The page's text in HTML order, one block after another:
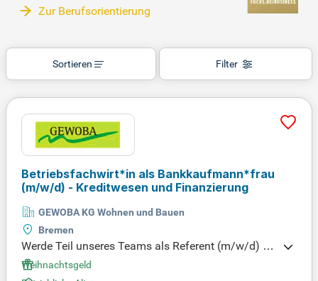
Zur Berufsorientierung
Filter
Sortieren
Betriebsfachwirt*in als Bankkaufmann*frau
(m/w/d) - Kreditwesen und Finanzierung
GEWOBA KG Wohnen und Bauen
Bremen
Werde Teil unseres Teams als Referent (m/w/d) im
Kreditwesen & Finanzierungsmanagement! In dies
er Position hast Du die Möglichkeit, Kredit- und Sic
Weihnachtsgeld